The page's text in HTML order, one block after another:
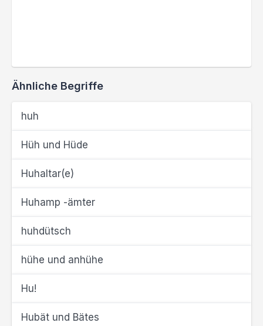
Ähnliche Begriffe
huh
Hüh und Hüde
Huhaltar(e)
Huhamp -ämter
huhdütsch
hühe und anhühe
Hu!
Hubät und Bätes